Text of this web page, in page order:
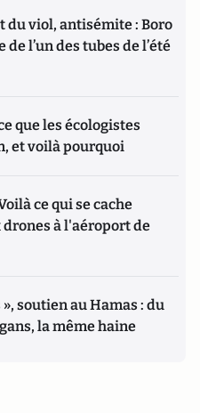
du viol, antisémite : Boro
l’un des tubes de l’été
que les écologistes
et voilà pourquoi
ce qui se cache
à l'aéroport de
soutien au Hamas : du
la même haine